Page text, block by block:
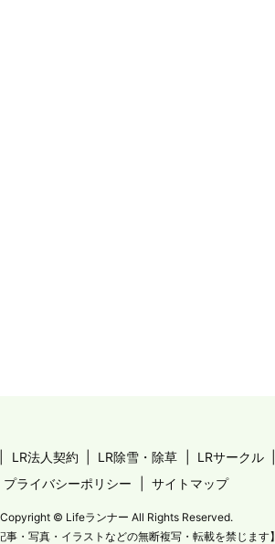
LR法人契約 LR除雪・除草 LRサークル
プライバシーポリシー
サイトマップ
Copyright © Lifeランナー All Rights Reserved.
事・写真・イラストなどの無断複写・転載を禁じます】